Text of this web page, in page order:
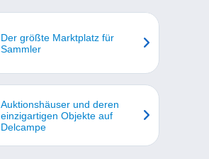
Der größte Marktplatz für
Sammler
Auktionshäuser und deren
einzigartigen Objekte auf
Delcampe